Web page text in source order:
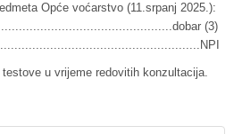
Opće voćarstvo (11.srpanj 2025.):
(3)
u vrijeme redovitih konzultacija.